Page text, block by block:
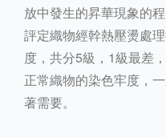
放中發生的昇華現象的
評定織物經幹熱壓燙處
度，共分5級，1級最差，
正常織物的染色牢度，
著需要。